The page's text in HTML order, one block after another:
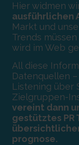
Hier widmen
ausführlichen
Markt und
Trends
wird im Web
All diese
Datenquellen
Listening über
Zielgruppen-
vereint dann
gestütztes PR
prognose.